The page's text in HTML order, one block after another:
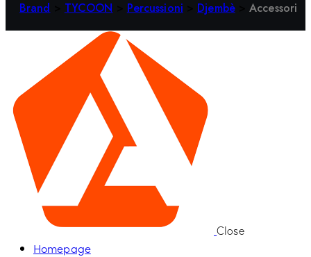
Brand TYCOON Percussioni Djembè Accessori
Close
Homepage